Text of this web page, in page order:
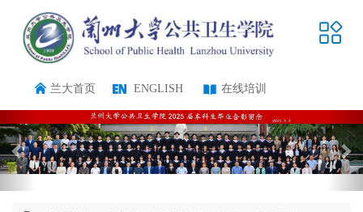
在线培训
ENGLISH
兰大首页